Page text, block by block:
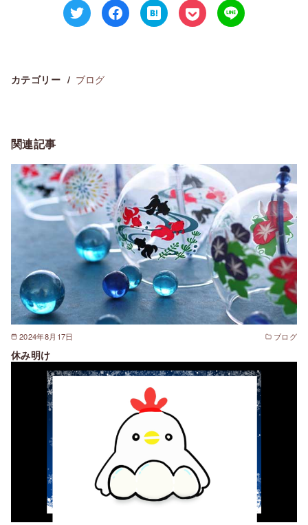
カテゴリー ブログ
関連記事
2024年8月17日 ブログ
休み明け